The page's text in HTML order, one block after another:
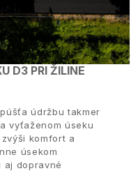
D3 PRI ŽILINE
údržbu takmer
vyťaženom úseku
komfort a
úsekom
aj dopravné